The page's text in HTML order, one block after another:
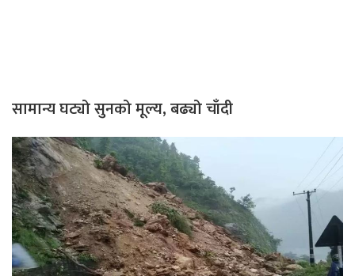
सामान्य घट्यो सुनको मूल्य, बढ्यो चाँदी